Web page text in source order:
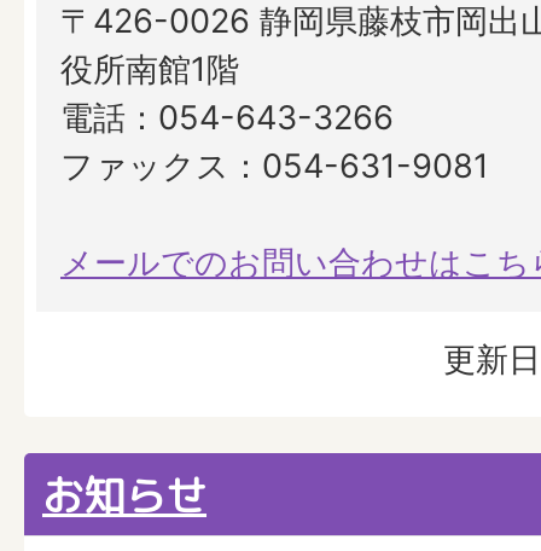
〒426-0026 静岡県藤枝市岡出
役所南館1階
電話：054-643-3266
ファックス：054-631-9081
メールでのお問い合わせはこち
更新
お知らせ